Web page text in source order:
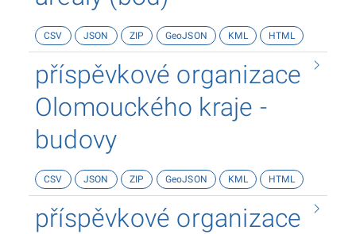
CSV JSON ZIP GeoJSON KML HTML
příspěvkové organizace
Olomouckého kraje -
budovy
CSV JSON ZIP GeoJSON KML HTML
příspěvkové organizace